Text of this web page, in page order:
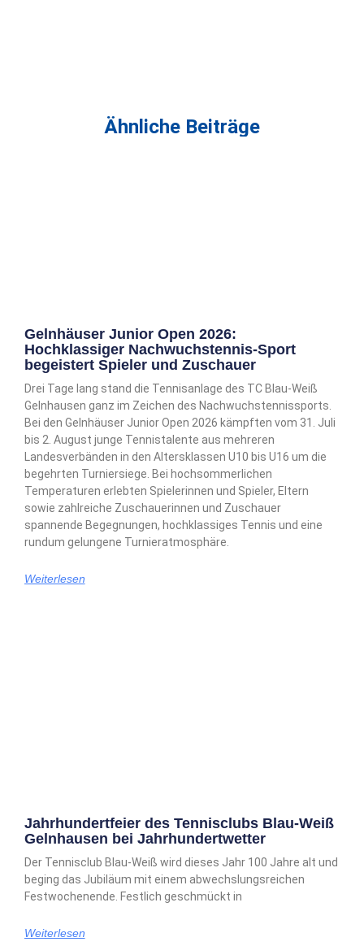
Ähnliche Beiträge
Gelnhäuser Junior Open 2026:
Hochklassiger Nachwuchstennis-Sport
begeistert Spieler und Zuschauer
Drei Tage lang stand die Tennisanlage des TC Blau-Weiß
Gelnhausen ganz im Zeichen des Nachwuchstennissports.
Bei den Gelnhäuser Junior Open 2026 kämpften vom 31. Juli
bis 2. August junge Tennistalente aus mehreren
Landesverbänden in den Altersklassen U10 bis U16 um die
begehrten Turniersiege. Bei hochsommerlichen
Temperaturen erlebten Spielerinnen und Spieler, Eltern
sowie zahlreiche Zuschauerinnen und Zuschauer
spannende Begegnungen, hochklassiges Tennis und eine
rundum gelungene Turnieratmosphäre.
Weiterlesen
Jahrhundertfeier des Tennisclubs Blau-Weiß
Gelnhausen bei Jahrhundertwetter
Der Tennisclub Blau-Weiß wird dieses Jahr 100 Jahre alt und
beging das Jubiläum mit einem abwechslungsreichen
Festwochenende. Festlich geschmückt in
Weiterlesen